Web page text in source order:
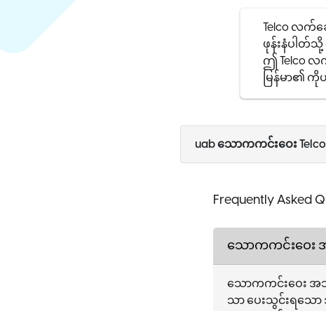
Telco လက်
ဖုန်းနံပါတ်
ဤ Telco လ
မြန်မာ၏
uab သောကကင်းဝေး
Frequently Asked
သောကကင်းဝေ
သောကကင်းဝေး
သာ ပေးသွင်းရသ